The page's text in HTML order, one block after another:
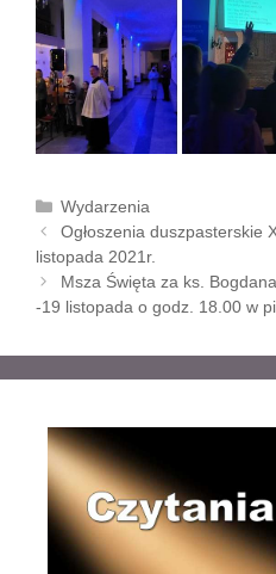
K
a
t
e
g
r
i
Wydarzenia
Z
o
b
a
z
w
Ogłoszenia duszpasterskie
listopada 2021r.
Msza Święta za ks.
-19 listopada o godz. 18.00 w